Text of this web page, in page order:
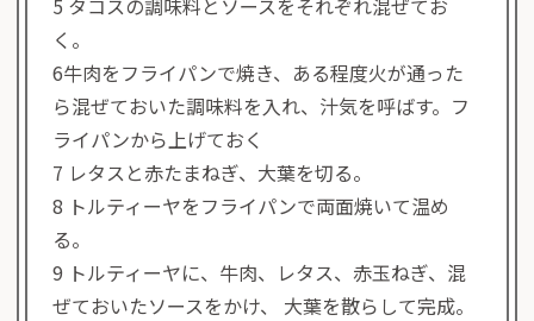
5 タコスの調味料とソースをそれぞれ混ぜてお
く。
6牛肉をフライパンで焼き、ある程度火が通った
ら混ぜておいた調味料を入れ、汁気を呼ばす。フ
ライパンから上げておく
7 レタスと赤たまねぎ、大葉を切る。
8 トルティーヤをフライパンで両面焼いて温め
る。
9 トルティーヤに、牛肉、レタス、赤玉ねぎ、混
ぜておいたソースをかけ、 大葉を散らして完成。